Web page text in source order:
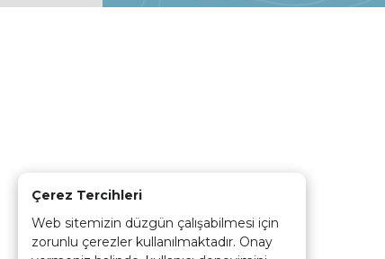
Çerez Tercihleri
Web sitemizin düzgün çalışabilmesi için
zorunlu çerezler kullanılmaktadır. Onay